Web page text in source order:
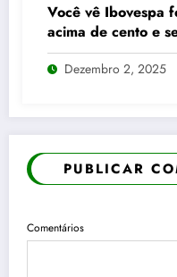
Você vê Ibovespa
acima de cento e
pontos enquanto
reais e trinta e três
Dezembro 2, 2025
PUBLICAR
Comentários